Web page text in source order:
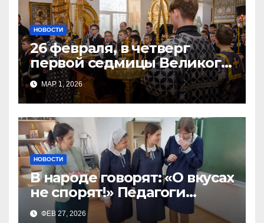
НОВОСТИ
26 февраля, в четверг
первой седмицы Великого
Поста, в Свято-Никольском
храме состоялось Великое
МАР 1, 2026
НОВОСТИ
В народе говорят: «О вкусах
не спорят!» Педагоги
поварского отделения
ФЕВ 27, 2026